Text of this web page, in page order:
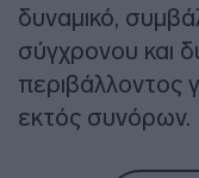
δυναμικό,
σύγχρονου και
περιβάλλοντος
εκτός συνόρων.